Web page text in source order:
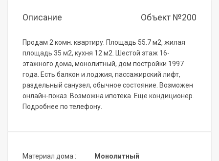
Описание Объект №200
Продам 2 комн. квартиру. Площадь 55.7 м2, жилая
площадь 35 м2, кухня 12 м2. Шестой этаж 16-
этажного дома, монолитный, дом постройки 1997
года. Есть балкон и лоджия, пассажирский лифт,
раздельный санузел, обычное состояние. Возможен
онлайн-показ. Возможна ипотека. Еще кондиционер.
Подробнее по телефону.
Материал дома : Монолитный